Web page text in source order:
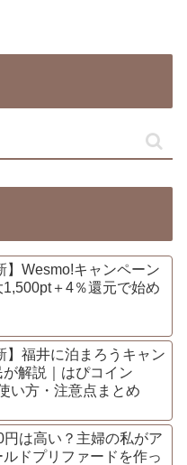
】Wesmo!キャンペーン
1,500pt＋4％還元で始め
】福井に泊まろうキャン
解説｜はぴコイン
い方・注意点まとめ
円は高い？主婦の私がア
ルドプリファードを作っ